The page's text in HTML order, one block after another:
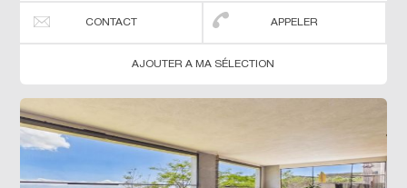
CONTACT APPELER
AJOUTER A MA SÉLECTION